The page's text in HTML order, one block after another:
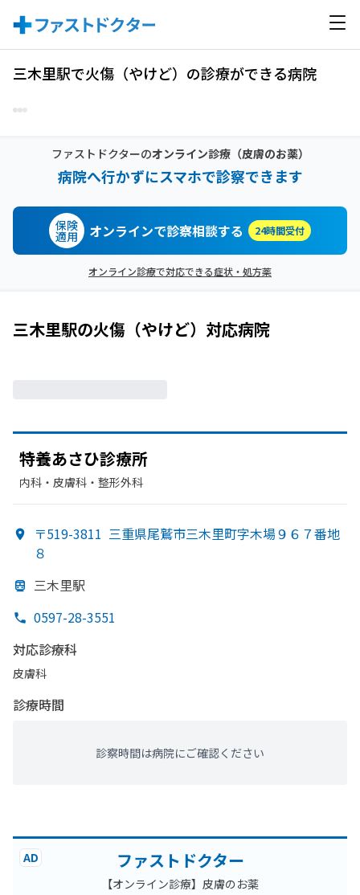
三木里駅で火傷（やけど）の診療ができる病院
ファストドクターのオンライン診療（皮膚のお薬）
病院へ行かずにスマホで診察できます
保険
適用 オンラインで診察相談する 24時間受付
オンライン診療で対応できる症状・処方薬
三木里駅の火傷（やけど） 対応病院
特養あさひ診療所
内科・​皮膚科・​整形外科
〒519-3811 三重県尾鷲市三木里町字木場９６７番地
８
三木里駅
0597-28-3551
対応診療科
皮膚科
診療時間
診察時間は病院にご確認ください
AD ファストドクター
【オンライン診療】皮膚のお薬